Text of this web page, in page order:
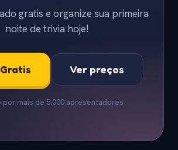
gratis e organize sua primeira
noite de trivia hoje!
Ver preços
por mais de 5.000 apresentadores